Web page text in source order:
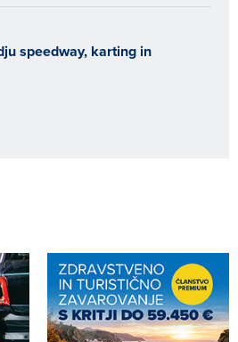
speedway, karting in